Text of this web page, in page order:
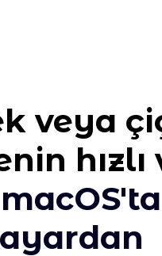
veya